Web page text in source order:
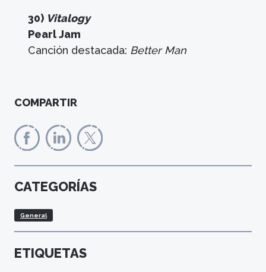
30) Vitalogy
Pearl Jam
Canción destacada: Better Man
COMPARTIR
CATEGORÍAS
General
ETIQUETAS